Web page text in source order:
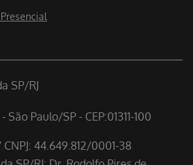
Paulo/SP - CEP:01311-100
44.649.812/0001-38